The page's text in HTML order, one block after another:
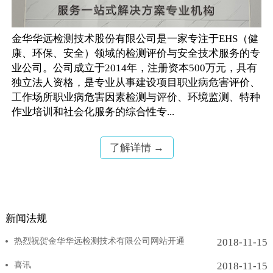
金华华远检测技术股份有限公司是一家专注于EHS（健
康、环保、安全）领域的检测评价与安全技术服务的专
业公司。公司成立于2014年，注册资本500万元，具有
独立法人资格，是专业从事建设项目职业病危害评价、
工作场所职业病危害因素检测与评价、环境监测、特种
作业培训和社会化服务的综合性专...
了解详情 →
新闻法规
热烈祝贺金华华远检测技术有限公司网站开通 2018-11-15
喜讯 2018-11-15